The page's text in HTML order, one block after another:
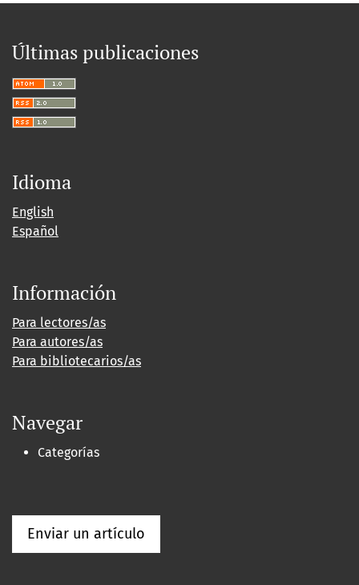
Últimas publicaciones
Idioma
English
Español
Información
Para lectores/as
Para autores/as
Para bibliotecarios/as
Navegar
Categorías
Enviar un artículo